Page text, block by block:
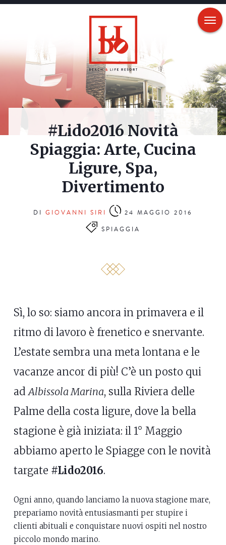
#Lido2016 Novità
Spiaggia: Arte, Cucina
Ligure, Spa,
Divertimento
DI GIOVANNI SIRI
24 MAGGIO 2016
SPIAGGIA
Sì, lo so: siamo ancora in primavera e il
ritmo di lavoro è frenetico e snervante.
L’estate sembra una meta lontana e le
vacanze ancor di più! C’è un posto qui
ad Albissola Marina, sulla Riviera delle
Palme della costa ligure, dove la bella
stagione è già iniziata: il 1° Maggio
abbiamo aperto le Spiagge con le novità
targate #Lido2016.
Ogni anno, quando lanciamo la nuova stagione mare,
prepariamo novità entusiasmanti per stupire i
clienti abituali e conquistare nuovi ospiti nel nostro
piccolo mondo marino.